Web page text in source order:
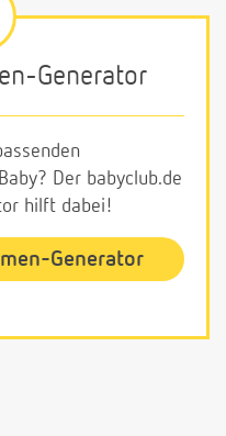
Generator
Der babyclub.de
hilft dabei!
Generator